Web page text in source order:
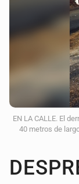
EN LA CALLE. El
40 metros de